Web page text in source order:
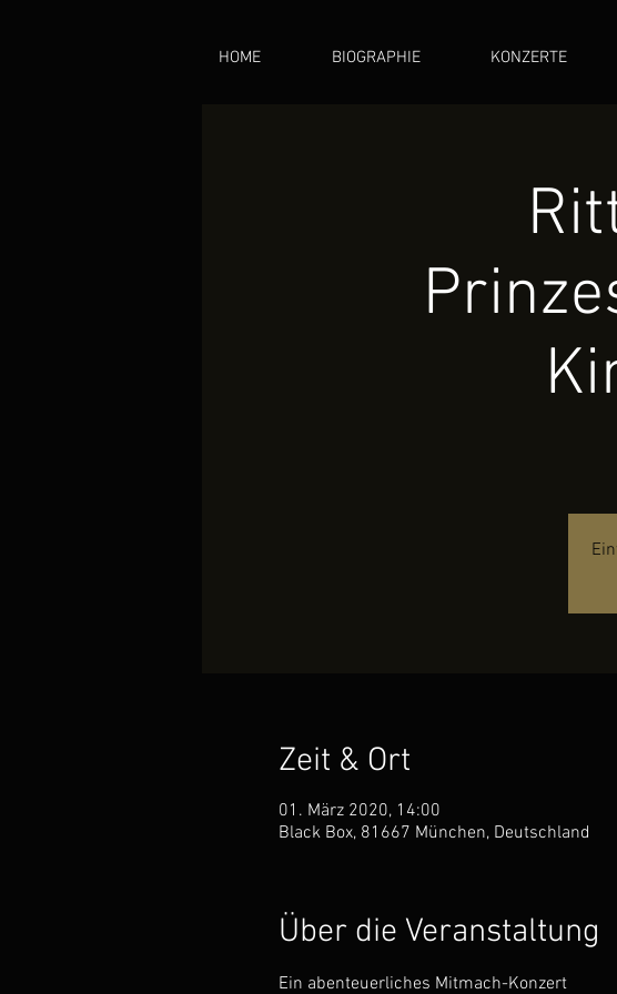
HOME BIOGRAPHIE KONZERTE
Zeit & Ort
01. März 2020, 14:00
Black Box, 81667 München, Deutschland
Über die Veranstaltung
Ein abenteuerliches Mitmach-Konzert